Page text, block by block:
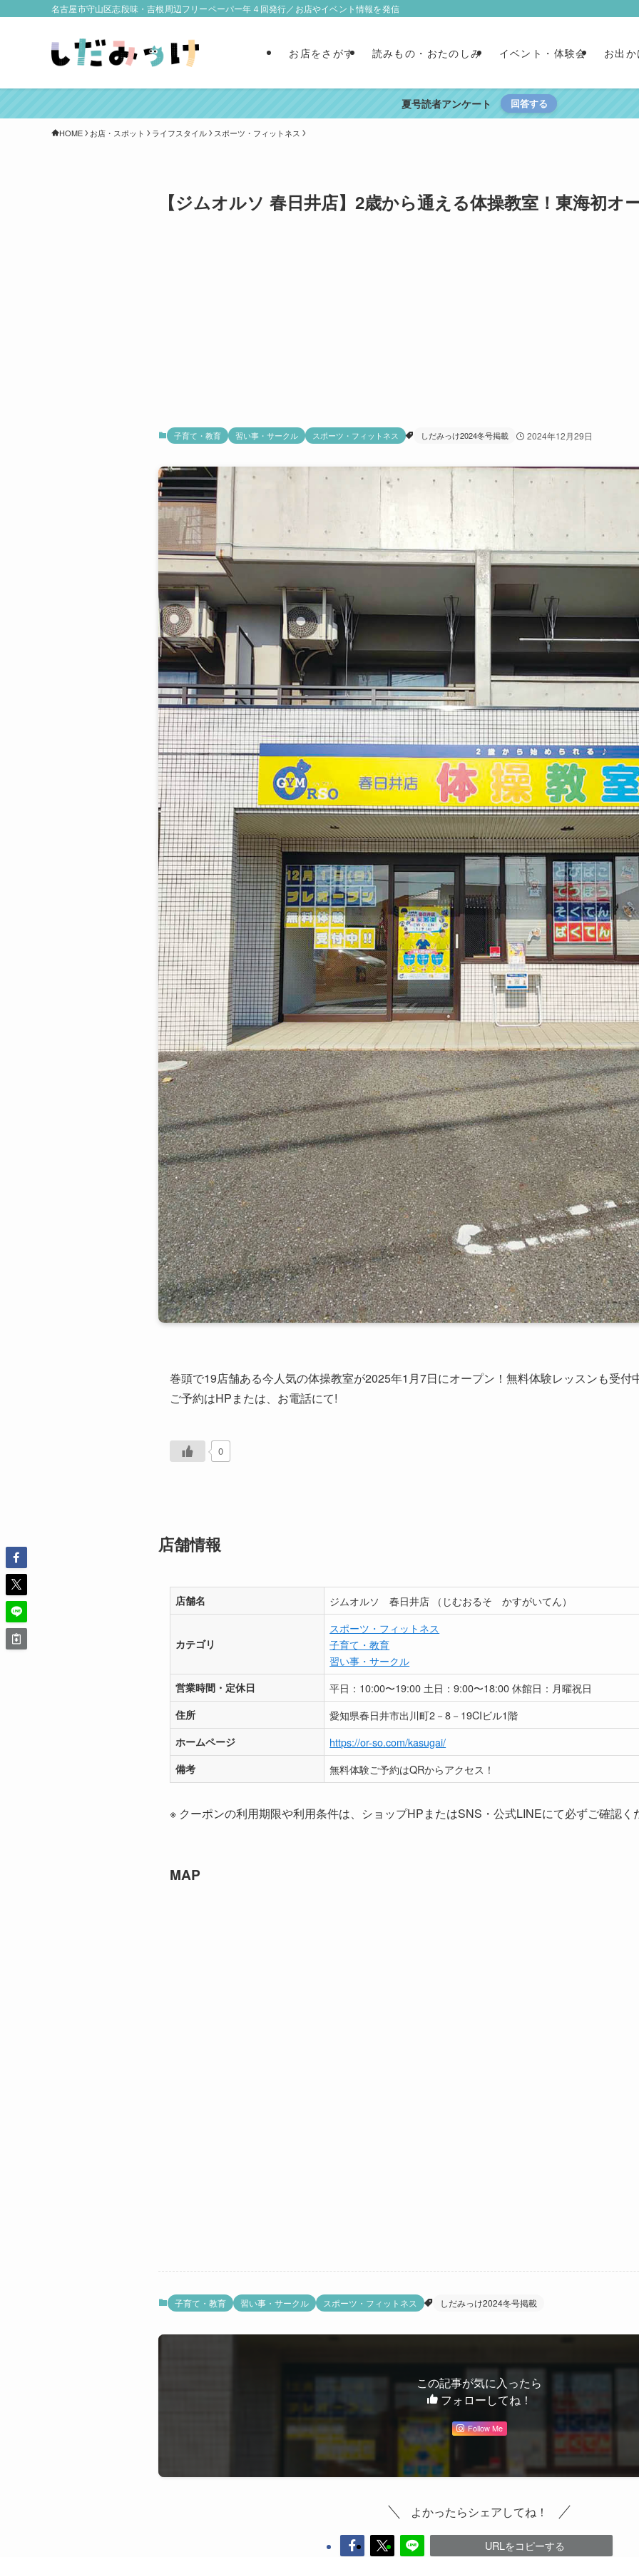
名古屋市守山区志段味・吉根周辺フリーペーパー年４回発行／お店やイベント情報を発信
お店をさがす 読みもの・おたのしみ イベント・体験会 お出
夏号読者アンケート 回答する
HOME お店・スポット ライフスタイル スポーツ・フィットネス
【ジムオルソ 春日井店】2歳から通える体操教室！東海初オ
子育て・教育 習い事・サークル スポーツ・フィットネス しだみっけ2024冬号掲載 2024年12月29日
巻頭で19店舗ある今人気の体操教室が2025年1月7日にオープン！無料体験レッスンも受付
ご予約はHPまたは、お電話にて!
0
店舗情報
店舗名 ジムオルソ 春日井店 （じむおるそ かすがいてん）
カテゴリ
スポーツ・フィットネス
子育て・教育
習い事・サークル
営業時間・定休日 平日：10:00〜19:00 土日：9:00〜18:00 休館日：月曜祝日
住所 愛知県春日井市出川町2－8－19CIビル1階
ホームページ https://or-so.com/kasugai/
備考 無料体験ご予約はQRからアクセス！
※ クーポンの利用期限や利用条件は、ショップHPまたはSNS・公式LINEにて必ずご確認く
MAP
子育て・教育 習い事・サークル スポーツ・フィットネス しだみっけ2024冬号掲載
この記事が気に入ったら
フォローしてね！
Follow Me
よかったらシェアしてね！
URLをコピーする